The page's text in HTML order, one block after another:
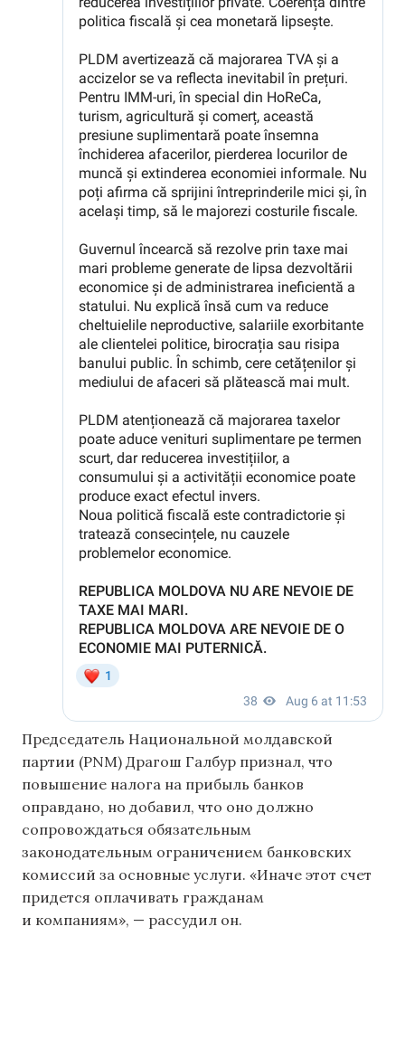
Председатель Национальной молдавской
партии (PNM) Драгош Галбур признал, что
повышение налога на прибыль банков
оправдано, но добавил, что оно должно
сопровождаться обязательным
законодательным ограничением банковских
комиссий за основные услуги. «Иначе этот счет
придется оплачивать гражданам
и компаниям», — рассудил он.